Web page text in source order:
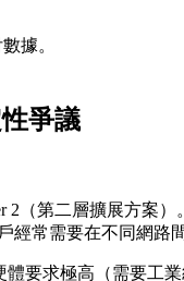
據。
爭議
2（第二層擴展方案
常需要在不同網路
體要求極高（需要工